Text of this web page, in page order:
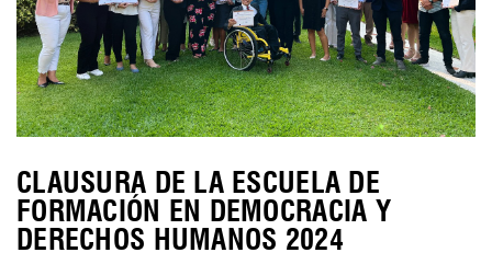
CLAUSURA DE LA ESCUELA DE
FORMACIÓN EN DEMOCRACIA Y
DERECHOS HUMANOS 2024